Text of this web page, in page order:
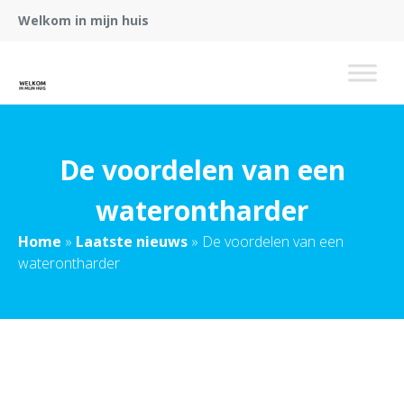
Welkom in mijn huis
De voordelen van een
waterontharder
Home » Laatste nieuws » De voordelen van een
waterontharder